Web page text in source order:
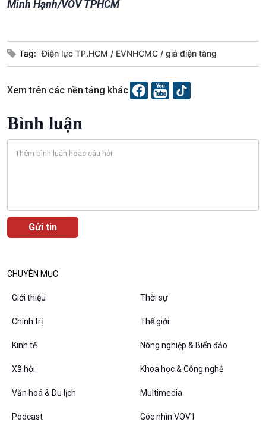
Chuyện đêm
Thanh âm ký sự
Chân dung cuộc sống
Minh Hạnh/VOV TPHCM
Tag: Điện lực TP.HCM EVNHCMC giá điện tăng
Xem trên các nền tảng khác
Bình luận
CHUYÊN MỤC
Giới thiệu Thời sự
Chính trị Thế giới
Kinh tế Nông nghiệp & Biển đảo
Xã hội Khoa học & Công nghệ
Văn hoá & Du lịch Multimedia
Podcast Góc nhìn VOV1